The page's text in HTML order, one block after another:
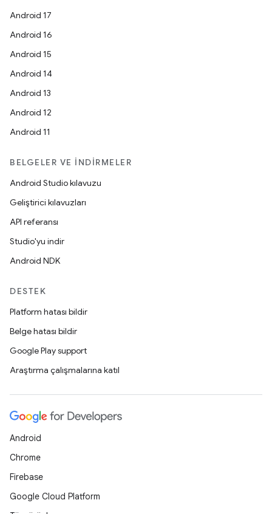
Android 17
Android 16
Android 15
Android 14
Android 13
Android 12
Android 11
BELGELER VE İNDIRMELER
Android Studio kılavuzu
Geliştirici kılavuzları
API referansı
Studio'yu indir
Android NDK
DESTEK
Platform hatası bildir
Belge hatası bildir
Google Play support
Araştırma çalışmalarına katıl
Android
Chrome
Firebase
Google Cloud Platform